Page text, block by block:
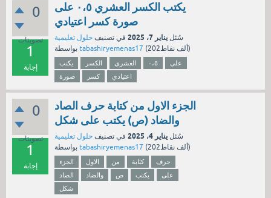
0
تصويتات
1
إجابة
يكتب الكسر العشري ٠،٥ على
صورة كسر اعتيادي
سُئل يناير 7، 2025 في تصنيف حلول تعليمية
tabashiryemenas17 ( 202ألف نقاط)
يكتب الكسر العشري ٠،٥
على
صورة
كسر اعتيادي
0
تصويتات
1
إجابة
الجزء الاول من كتابة حرف الصاد
والضاد (ص) يكتب على شكل
سُئل يناير 4، 2025 في تصنيف حلول تعليمية
tabashiryemenas17 ( 202ألف نقاط)
الجزء الاول من كتابة
حرف
الصاد
والضاد ص يكتب
على
شكل